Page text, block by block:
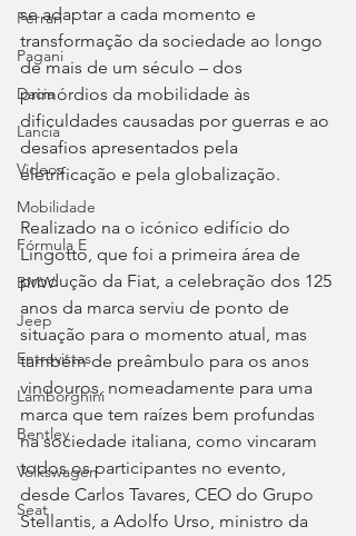
Ferrari
Pagani
Dacia
Lancia
Videos
Mobilidade
Fórmula E
BMW
Jeep
Entrevistas
Lamborghini
Bentley
Volkswagen
Seat
se adaptar a cada momento e
transformação da sociedade ao longo
de mais de um século – dos
primórdios da mobilidade às
dificuldades causadas por guerras e ao
desafios apresentados pela
eletrificação e pela globalização.
Realizado na o icónico edifício do
Lingotto, que foi a primeira área de
produção da Fiat, a celebração dos 125
anos da marca serviu de ponto de
situação para o momento atual, mas
também de preâmbulo para os anos
vindouros, nomeadamente para uma
marca que tem raízes bem profundas
na sociedade italiana, como vincaram
todos os participantes no evento,
desde Carlos Tavares, CEO do Grupo
Stellantis, a Adolfo Urso, ministro da